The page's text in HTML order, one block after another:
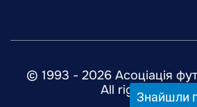
© 1993 - 2026 Асоціація
All rightsЗнайшли